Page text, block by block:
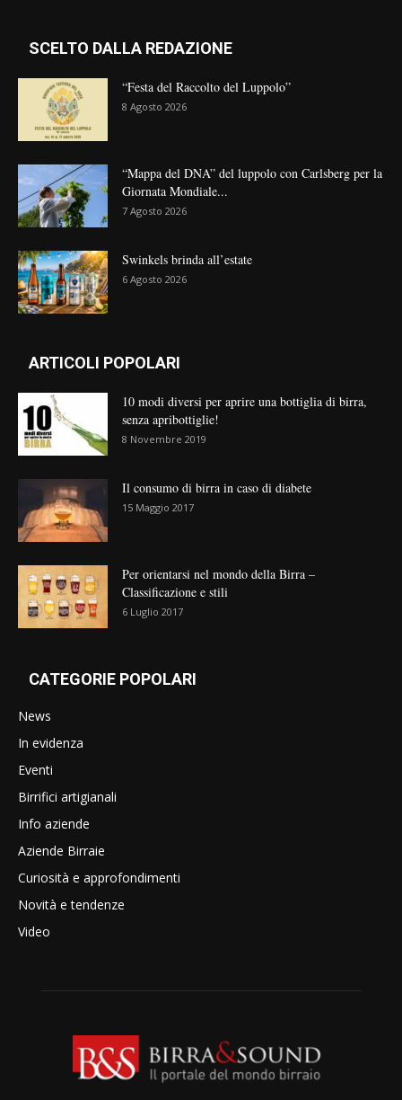
SCELTO DALLA REDAZIONE
“Festa del Raccolto del Luppolo”
8 Agosto 2026
“Mappa del DNA” del luppolo con Carlsberg per la
Giornata Mondiale...
7 Agosto 2026
Swinkels brinda all’estate
6 Agosto 2026
ARTICOLI POPOLARI
10 modi diversi per aprire una bottiglia di birra,
senza apribottiglie!
8 Novembre 2019
Il consumo di birra in caso di diabete
15 Maggio 2017
Per orientarsi nel mondo della Birra –
Classificazione e stili
6 Luglio 2017
CATEGORIE POPOLARI
News
In evidenza
Eventi
Birrifici artigianali
Info aziende
Aziende Birraie
Curiosità e approfondimenti
Novità e tendenze
Video